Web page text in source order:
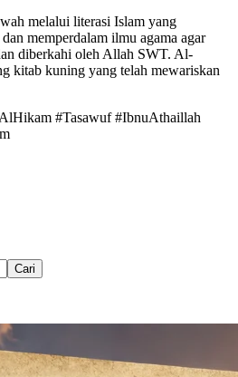
melalui literasi Islam yang
memperdalam ilmu agama agar
diberkahi oleh Allah SWT. Al-
kitab kuning yang telah mewariskan
#Tasawuf #IbnuAthaillah
Cari